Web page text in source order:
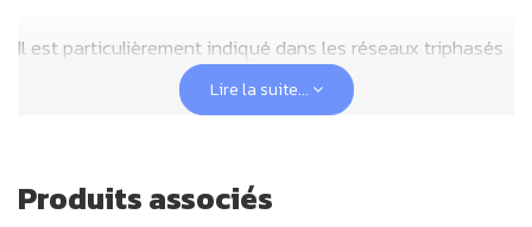
Il est particulièrement indiqué dans les réseaux triphasés
et les circuits d’éclairage complexes utilisant télérupteurs,
commandes temporisées ou domotique (ex. : 3 retours de
secondaire dans un garage ou une dépendance.
Lire la suite...
Produits associés